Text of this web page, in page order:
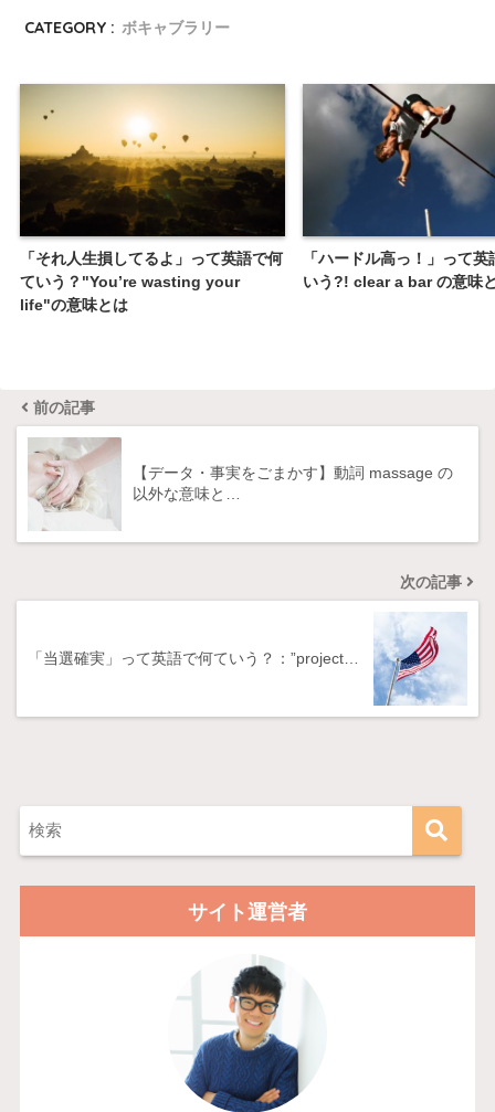
CATEGORY : ボキャブラリー
「それ人生損してるよ」って英語で何
ていう？"You’re wasting your
life"の意味とは
「ハードル高っ！」って
いう?! clear a bar の意味
前の記事
【データ・事実をごまかす】動詞 massage の
以外な意味と…
次の記事
「当選確実」って英語で何ていう？：”project…
サイト運営者